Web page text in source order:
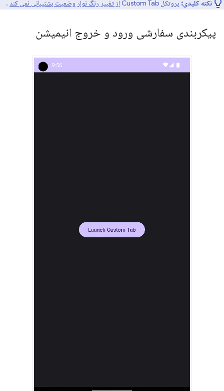
نکته کلیدی: پروتکل Custom Tab از تغییر رنگ نوار وضعیت پشتیبانی نمی کند .
پیکربندی سفارشی ورود و خروج انیمیشن